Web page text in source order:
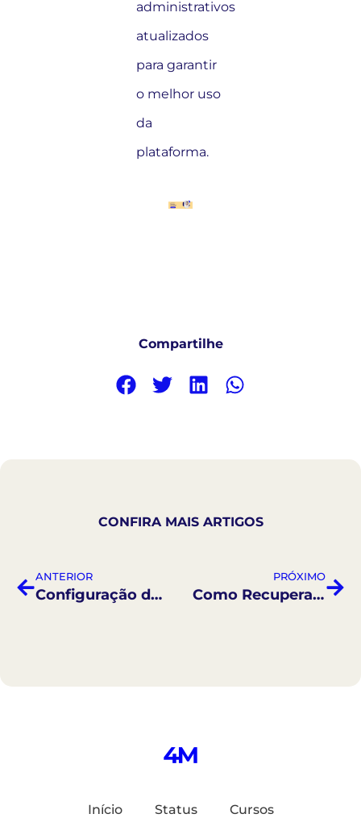
administrativos
atualizados
para garantir
o melhor uso
da
plataforma.
Compartilhe
CONFIRA MAIS ARTIGOS
ANTERIOR
Configuração do Módulo de Gestão Financeira
PRÓXIMO
Como Recuperar sua Senha
Início Status Cursos